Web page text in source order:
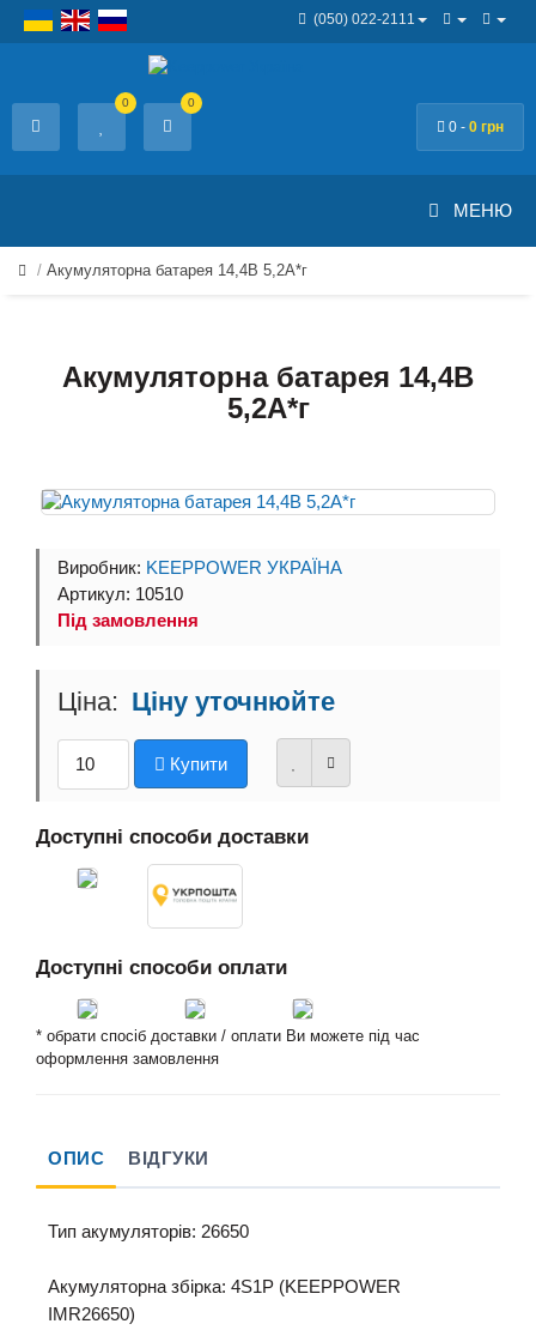
(050) 022-2111
0 - 0 грн
0 0
МЕНЮ
Акумуляторна батарея 14,4В 5,2A*г
Акумуляторна батарея 14,4В
5,2A*г
Виробник: KEEPPOWER УКРАЇНА
Артикул: 10510
Під замовлення
Ціну уточнюйте
Купити
Доступні способи доставки
Доступні способи оплати
* обрати спосіб доставки / оплати Ви можете під час
оформлення замовлення
ОПИС ВІДГУКИ
Тип акумуляторів: 26650
Акумуляторна збірка: 4S1P (KEEPPOWER
IMR26650)